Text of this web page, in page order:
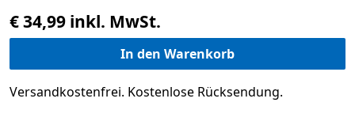
€ 34,99 inkl. MwSt.
In den Warenkorb
Versandkostenfrei. Kostenlose Rücksendung.